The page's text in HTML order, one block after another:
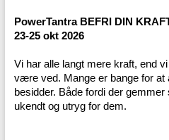
PowerTantra BEFRI DIN
23-25 okt 2026
Vi har alle langt mere kraft, end
være ved. Mange er bange for at
besidder. Både fordi der
ukendt og utryg for dem.